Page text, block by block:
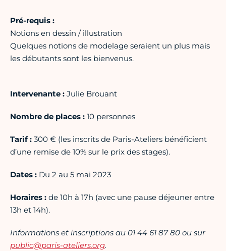
Pré-requis :
Notions en dessin / illustration
Quelques notions de modelage seraient un plus mais
les débutants sont les bienvenus.
Intervenante : Julie Brouant
Nombre de places : 10 personnes
Tarif : 300 € (les inscrits de Paris-Ateliers bénéficient
d’une remise de 10% sur le prix des stages).
Dates : Du 2 au 5 mai 2023
Horaires : de 10h à 17h (avec une pause déjeuner entre
13h et 14h).
Informations et inscriptions au 01 44 61 87 80 ou sur
public@paris-ateliers.org.